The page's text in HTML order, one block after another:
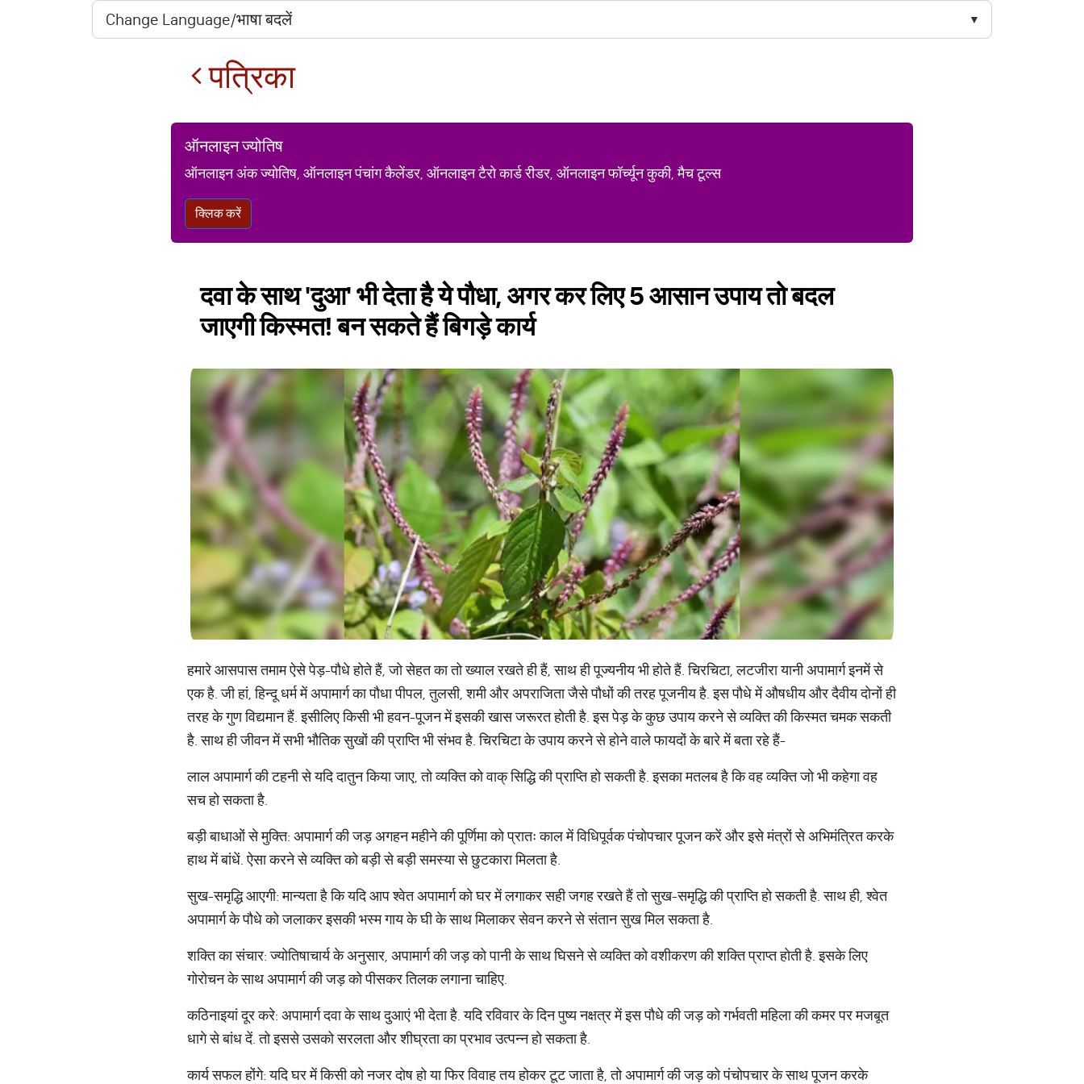
पत्रिका
ऑनलाइन ज्योतिष
ऑनलाइन अंक ज्योतिष, ऑनलाइन पंचांग कैलेंडर, ऑनलाइन टैरो कार्ड रीडर, ऑनलाइन फॉर्च्यून कुकी, मैच टूल्स
क्लिक करें
दवा के साथ 'दुआ' भी देता है ये पौधा, अगर कर लिए 5 आसान उपाय तो बदल
जाएगी किस्मत! बन सकते हैं बिगड़े कार्य
हमारे आसपास तमाम ऐसे पेड़-पौधे होते हैं, जो सेहत का तो ख्याल रखते ही हैं, साथ ही पूज्यनीय भी होते हैं. चिरचिटा, लटजीरा यानी अपामार्ग इनमें से
एक है. जी हां, हिन्दू धर्म में अपामार्ग का पौधा पीपल, तुलसी, शमी और अपराजिता जैसे पौधों की तरह पूजनीय है. इस पौधे में औषधीय और दैवीय दोनों ही
तरह के गुण विद्यमान हैं. इसीलिए किसी भी हवन-पूजन में इसकी खास जरूरत होती है. इस पेड़ के कुछ उपाय करने से व्यक्ति की किस्मत चमक सकती
है. साथ ही जीवन में सभी भौतिक सुखों की प्राप्ति भी संभव है. चिरचिटा के उपाय करने से होने वाले फायदों के बारे में बता रहे हैं-
लाल अपामार्ग की टहनी से यदि दातुन किया जाए, तो व्यक्ति को वाक् सिद्धि की प्राप्ति हो सकती है. इसका मतलब है कि वह व्यक्ति जो भी कहेगा वह
सच हो सकता है.
बड़ी बाधाओं से मुक्ति: अपामार्ग की जड़ अगहन महीने की पूर्णिमा को प्रातः काल में विधिपूर्वक पंचोपचार पूजन करें और इसे मंत्रों से अभिमंत्रित करके
हाथ में बांधें. ऐसा करने से व्यक्ति को बड़ी से बड़ी समस्या से छुटकारा मिलता है.
सुख-समृद्धि आएगी: मान्यता है कि यदि आप श्वेत अपामार्ग को घर में लगाकर सही जगह रखते हैं तो सुख-समृद्धि की प्राप्ति हो सकती है. साथ ही, श्वेत
अपामार्ग के पौधे को जलाकर इसकी भस्म गाय के घी के साथ मिलाकर सेवन करने से संतान सुख मिल सकता है.
शक्ति का संचार: ज्योतिषाचार्य के अनुसार, अपामार्ग की जड़ को पानी के साथ घिसने से व्यक्ति को वशीकरण की शक्ति प्राप्त होती है. इसके लिए
गोरोचन के साथ अपामार्ग की जड़ को पीसकर तिलक लगाना चाहिए.
कठिनाइयां दूर करे: अपामार्ग दवा के साथ दुआएं भी देता है. यदि रविवार के दिन पुष्य नक्षत्र में इस पौधे की जड़ को गर्भवती महिला की कमर पर मजबूत
धागे से बांध दें. तो इससे उसको सरलता और शीघ्रता का प्रभाव उत्पन्न हो सकता है.
कार्य सफल होंगे: यदि घर में किसी को नजर दोष हो या फिर विवाह तय होकर टूट जाता है, तो अपामार्ग की जड़ को पंचोपचार के साथ पूजन करके